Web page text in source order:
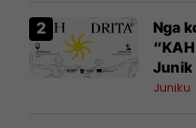
Nga
Junik
Juniku